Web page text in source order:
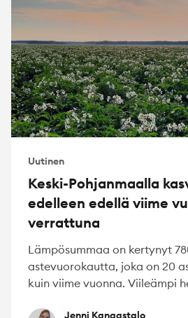
Uutinen
Keski-Pohjanmaalla
edelleen edellä viime
verrattuna
Lämpösummaa on kertynyt
astevuorokautta, joka on 20
kuin viime vuonna. Viileämpi
Jenni Kangastalo